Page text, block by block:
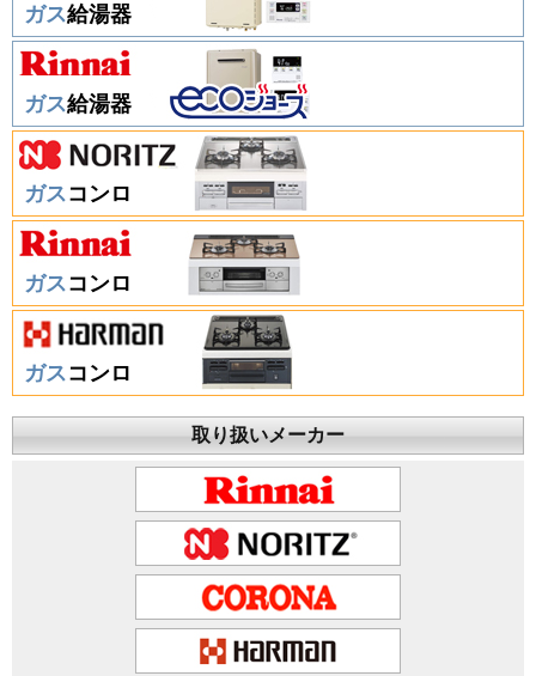
ガス給湯器
ガス給湯器
ガスコンロ
ガスコンロ
ガスコンロ
取り扱いメーカー